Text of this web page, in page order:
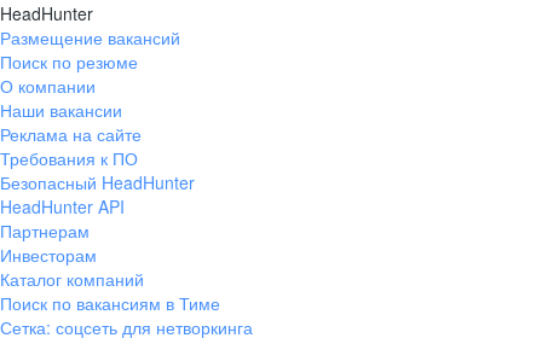
HeadHunter
Размещение вакансий
Поиск по резюме
О компании
Наши вакансии
Реклама на сайте
Требования к ПО
Безопасный HeadHunter
HeadHunter API
Партнерам
Инвесторам
Каталог компаний
Поиск по вакансиям в Тиме
Сетка: соцсеть для нетворкинга